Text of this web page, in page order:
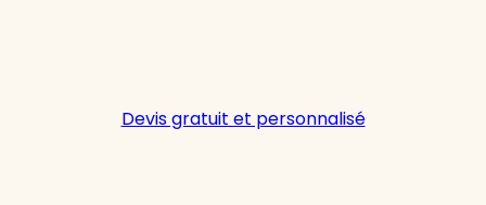
Devis gratuit et personnalisé